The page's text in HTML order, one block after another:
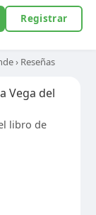
Registrar
› Reseñas
Vega del
libro de